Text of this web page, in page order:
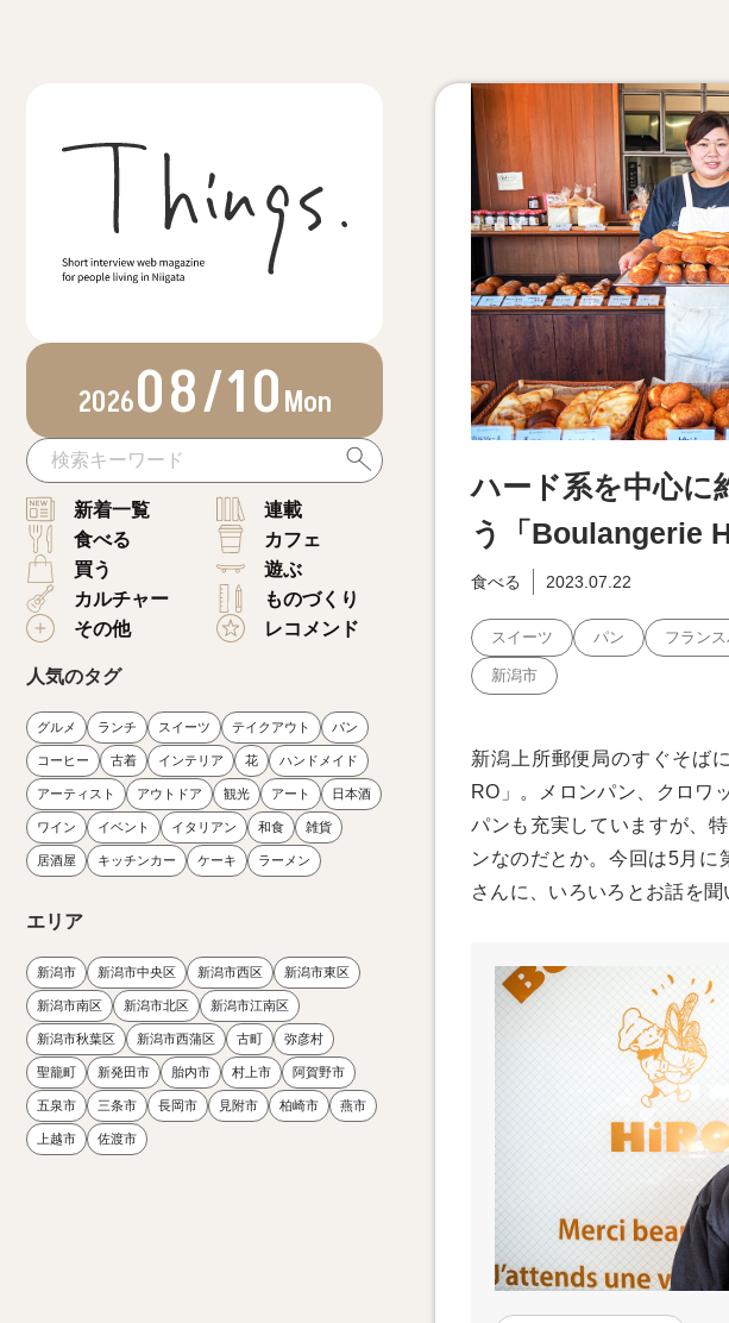
202608/10Mon
新着一覧
連載
食べる
カフェ
買う
遊ぶ
カルチャー
ものづくり
その他
レコメンド
人気のタグ
グルメ ランチ スイーツ テイクアウト パン
コーヒー 古着 インテリア 花 ハンドメイド
アーティスト アウトドア 観光 アート 日本酒
ワイン イベント イタリアン 和食 雑貨
居酒屋 キッチンカー ケーキ ラーメン
エリア
新潟市 新潟市中央区 新潟市西区 新潟市東区
新潟市南区 新潟市北区 新潟市江南区
新潟市秋葉区 新潟市西蒲区 古町 弥彦村
聖籠町 新発田市 胎内市 村上市 阿賀野市
五泉市 三条市 長岡市 見附市 柏崎市 燕市
上越市 佐渡市
ハード系を中心に
う「Boulangerie
食べる 2023.07.22
スイーツ パン フラン
新潟市
新潟上所郵便局のすぐそば
RO」。メロンパン、クロワ
パンも充実していますが、
ンなのだとか。今回は5月に
さんに、いろいろとお話を聞